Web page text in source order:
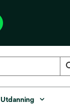
Utdanning